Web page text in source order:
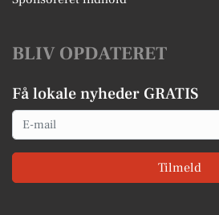
BLIV OPDATERET
Få lokale nyheder GRATIS
Email
Tilmeld